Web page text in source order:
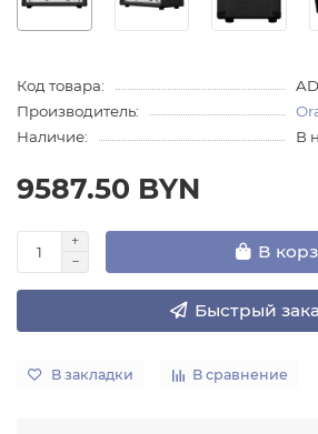
Код товара:
Производитель:
Наличие:
В
9587.50 BYN
В
Быстрый
В закладки В сравнение